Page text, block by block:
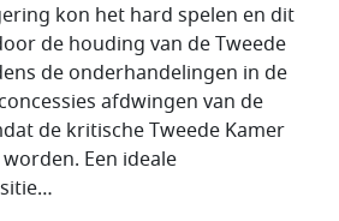
kon het hard spelen en dit
de houding van de Tweede
de onderhandelingen in de
afdwingen van de
de kritische Tweede Kamer
Een ideale